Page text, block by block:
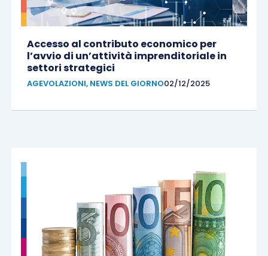
Accesso al contributo economico per
l’avvio di un’attività imprenditoriale in
settori strategici
AGEVOLAZIONI, NEWS DEL GIORNO02/12/2025